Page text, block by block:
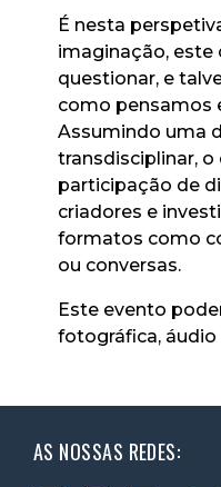
É nesta
imaginação, este
questionar, e
como pensamos
Assumindo uma
transdisciplinar,
participação de
criadores e
formatos como
ou conversas.
Este evento
fotográfica, áudio
AS NOSSAS REDES: